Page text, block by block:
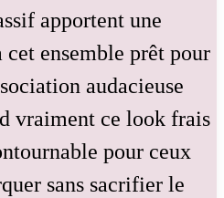
apportent une
ensemble prêt pour
audacieuse
vraiment ce look frais
pour ceux
sans sacrifier le